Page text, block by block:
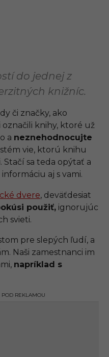
do jednej z
knižníc.
či značky, ako
označili knihy, ktoré už
a neznehodnocujte
vie, ktorú knihu
Stačí sa teda opýtať a
aj s vami.
dvere, deväťdesiat
použiť, ignorujúc
svieti.
pre slepých ľudí, a
Naši zamestnanci im
napríklad s
POD REKLAMOU